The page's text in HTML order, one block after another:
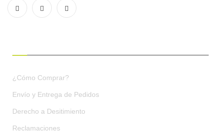
¿Cómo Comprar?
Envío y Entrega de Pedidos
Derecho a Desitimiento
Reclamaciones